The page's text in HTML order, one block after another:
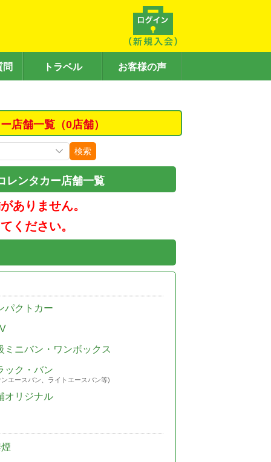
問 トラベル お客様の声
店舗一覧（0店舗）
検索
レンタカー店舗一覧
ありません。
ください。
パクトカー
ミニバン・ワンボックス
ック・バン
エースバン、ライトエースバン等)
オリジナル